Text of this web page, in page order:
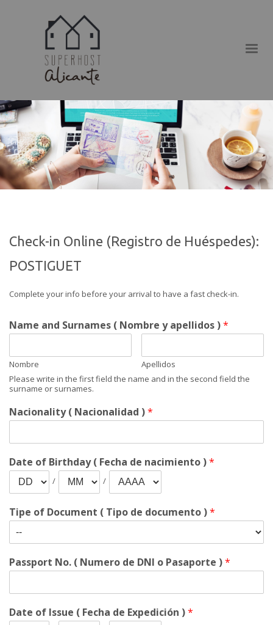
Check-in Online (Registro de Huéspedes):
POSTIGUET
Complete your info before your arrival to have a fast check-in.
Name and Surnames ( Nombre y apellidos )*
Nombre
Apellidos
Please write in the first field the name and in the second field the
surname or surnames.
Nacionality ( Nacionalidad )*
Date of Birthday ( Fecha de nacimiento )*
/ /
Tipe of Document ( Tipo de documento )*
Passport No. ( Numero de DNI o Pasaporte )*
Date of Issue ( Fecha de Expedición )*